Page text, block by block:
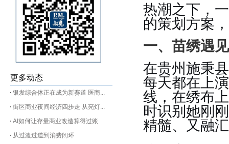
更多动态
银发综合体正在成为新赛道 医商...
街区商业夜间经济四步走 从亮灯...
AI如何让存量商业改造算得过账
从过渡过道到消费闭环
热潮之下，
的策划方案
一、苗绣遇
在贵州施秉
每天都在上
线，在绣布
时识别她刚
精髓、又融